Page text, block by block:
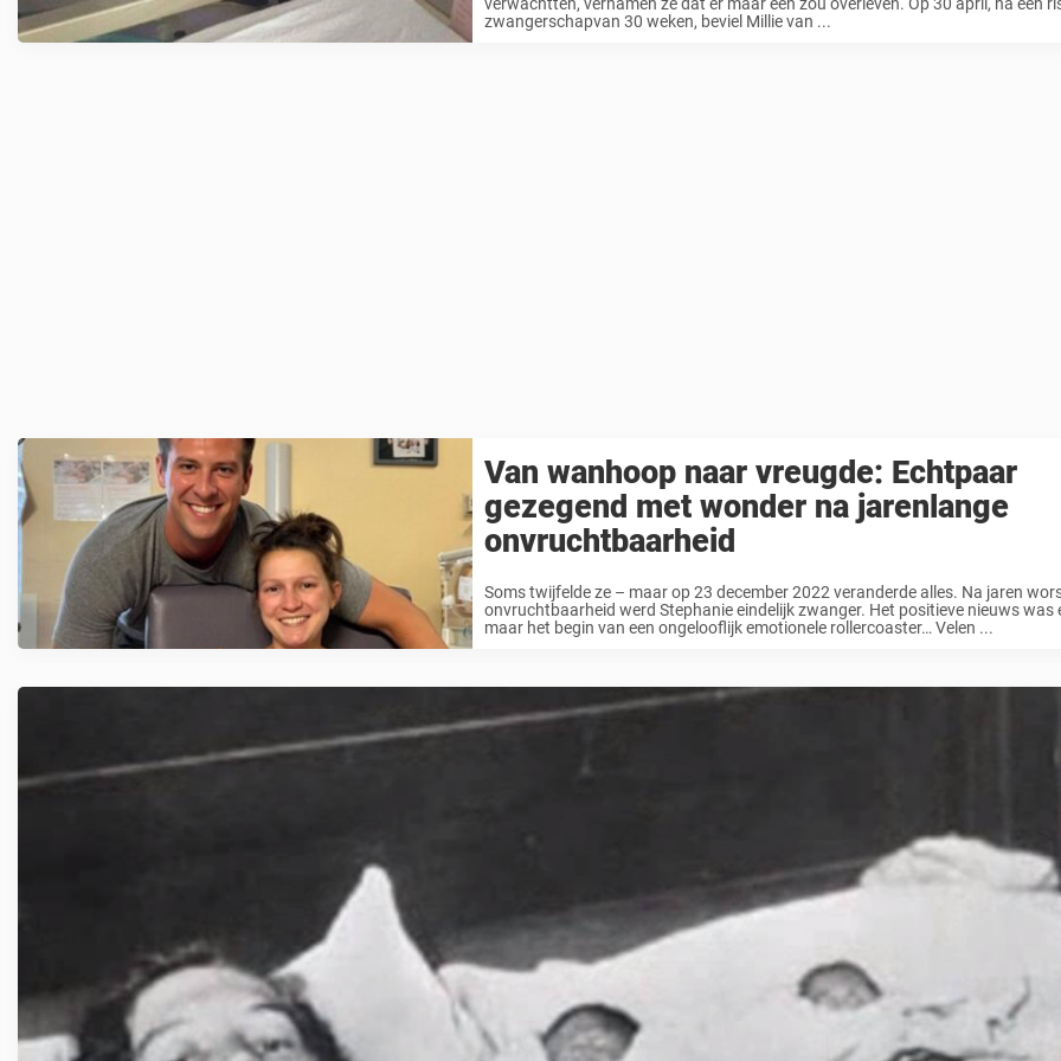
verwachtten, vernamen ze dat er maar één zou overleven. Op 30 april, na een
zwangerschapvan 30 weken, beviel Millie van ...
Van wanhoop naar vreugde: Echtpaar
gezegend met wonder na jarenlange
onvruchtbaarheid
Soms twijfelde ze – maar op 23 december 2022 veranderde alles. Na jaren
onvruchtbaarheid werd Stephanie eindelijk zwanger. Het positieve nieuws was
maar het begin van een ongelooflijk emotionele rollercoaster… Velen ...